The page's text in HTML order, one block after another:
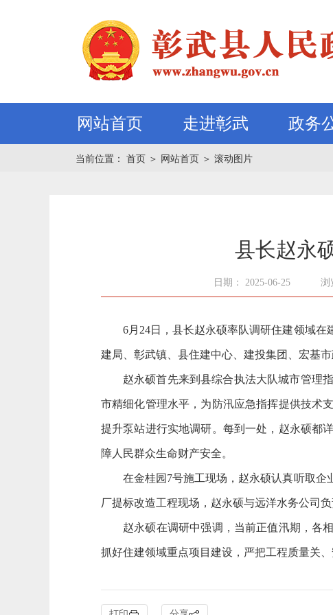
网站首页 走进彰武 政务
当前位置： 首页 ＞ 网站首页 ＞ 滚动图片
县长赵永
日期： 2025-06-25 浏
6月24日，县长赵永硕率队调研住建领域
建局、彰武镇、县住建中心、建投集团、宏基
赵永硕首先来到县综合执法大队城市管理
市精细化管理水平，为防汛应急指挥提供技术
提升泵站进行实地调研。每到一处，赵永硕都
障人民群众生命财产安全。
在金桂园7号施工现场，赵永硕认真听取
厂提标改造工程现场，赵永硕与远洋水务公司
赵永硕在调研中强调，当前正值汛期，各
抓好住建领域重点项目建设，严把工程质量关